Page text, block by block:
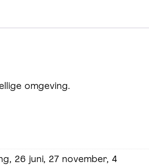
omgeving.
26 juni, 27 november, 4